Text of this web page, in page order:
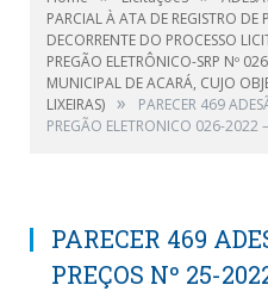
PARCIAL À ATA DE REGISTRO DE
DECORRENTE DO PROCESSO
PREGÃO ELETRÔNICO-SRP Nº
MUNICIPAL DE ACARÁ, CUJO
LIXEIRAS) »
PARECER 469
PREGÃO ELETRONICO 026-2022
PARECER 469
PREÇOS Nº 25-